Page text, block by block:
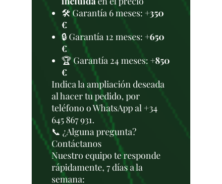
🛠️ Garantía 6 meses: +350
€
🔒 Garantía 12 meses: +650
€
🏆 Garantía 24 meses: +850
€
Indica la ampliación deseada
al hacer tu pedido, por
teléfono o WhatsApp al +34
645 867 931.
📞 ¿Alguna pregunta?
Contáctanos
Nuestro equipo te responde
rápidamente, 7 días a la
semana: